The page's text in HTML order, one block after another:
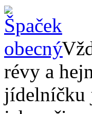
révy a
jídelníčku